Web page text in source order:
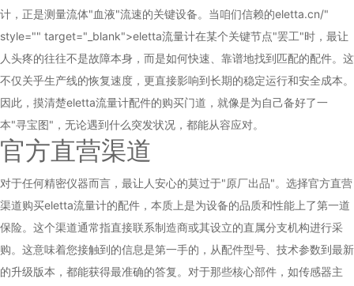
计，正是测量流体"血液"流速的关键设备。当咱们信赖的eletta.cn/"
style="" target="_blank">eletta流量计在某个关键节点"罢工"时，最让
人头疼的往往不是故障本身，而是如何快速、靠谱地找到匹配的配件。这
不仅关乎生产线的恢复速度，更直接影响到长期的稳定运行和安全成本。
因此，摸清楚eletta流量计配件的购买门道，就像是为自己备好了一
本"寻宝图"，无论遇到什么突发状况，都能从容应对。
官方直营渠道
对于任何精密仪器而言，最让人安心的莫过于"原厂出品"。选择官方直营
渠道购买eletta流量计的配件，本质上是为设备的品质和性能上了第一道
保险。这个渠道通常指直接联系制造商或其设立的直属分支机构进行采
购。这意味着您接触到的信息是第一手的，从配件型号、技术参数到最新
的升级版本，都能获得最准确的答复。对于那些核心部件，如传感器主